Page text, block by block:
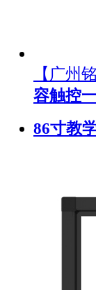
【广州
容触控
86寸教